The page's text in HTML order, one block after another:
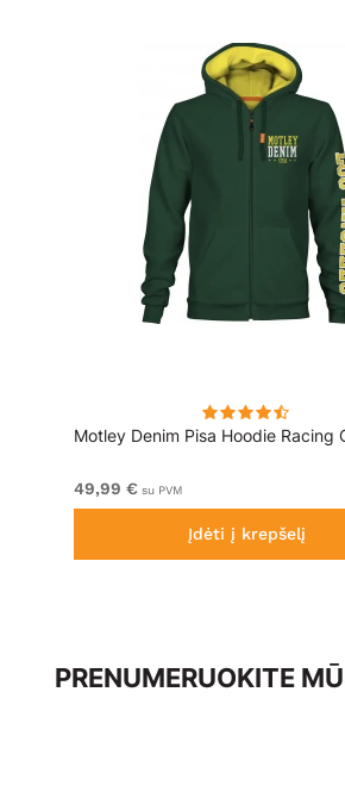
Motley Denim Pisa Hoodie Racing
49,99 € su PVM
Įdėti į krepšelį
PRENUMERUOKITE